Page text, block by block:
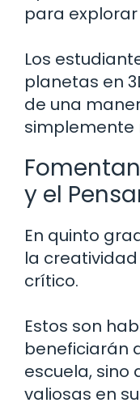
para
Los
planetas en
de una
simplemente
y el
En quinto
la
crítico.
Estos son
beneficiarán
escuela, sino
valiosas en